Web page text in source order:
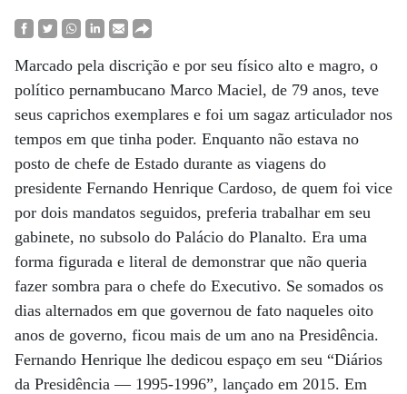
Marcado pela discrição e por seu físico alto e magro, o
político pernambucano Marco Maciel, de 79 anos, teve
seus caprichos exemplares e foi um sagaz articulador nos
tempos em que tinha poder. Enquanto não estava no
posto de chefe de Estado durante as viagens do
presidente Fernando Henrique Cardoso, de quem foi vice
por dois mandatos seguidos, preferia trabalhar em seu
gabinete, no subsolo do Palácio do Planalto. Era uma
forma figurada e literal de demonstrar que não queria
fazer sombra para o chefe do Executivo. Se somados os
dias alternados em que governou de fato naqueles oito
anos de governo, ficou mais de um ano na Presidência.
Fernando Henrique lhe dedicou espaço em seu “Diários
da Presidência — 1995-1996”, lançado em 2015. Em